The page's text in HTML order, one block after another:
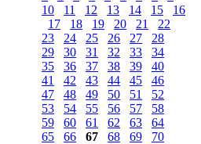
10
11 12 13 14 15
16
17
18 19 20 21
22
23
24 25 26 27
28
29
30 31 32 33
34
35
36 37 38 39
40
41
42 43 44 45
46
47
48 49 50 51
52
53
54 55 56 57
58
59
60 61 62 63
64
65
66 67 68 69
70